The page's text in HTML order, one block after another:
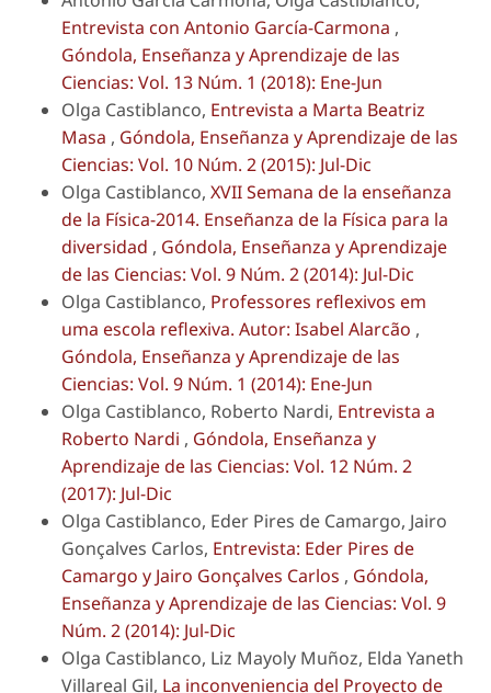
Entrevista con Antonio García-Carmona ,
Góndola, Enseñanza y Aprendizaje de las
Ciencias: Vol. 13 Núm. 1 (2018): Ene-Jun
Olga Castiblanco, Entrevista a Marta Beatriz
Masa , Góndola, Enseñanza y Aprendizaje de las
Ciencias: Vol. 10 Núm. 2 (2015): Jul-Dic
Olga Castiblanco, XVII Semana de la enseñanza
de la Física-2014. Enseñanza de la Física para la
diversidad , Góndola, Enseñanza y Aprendizaje
de las Ciencias: Vol. 9 Núm. 2 (2014): Jul-Dic
Olga Castiblanco, Professores reflexivos em
uma escola reflexiva. Autor: Isabel Alarcão ,
Góndola, Enseñanza y Aprendizaje de las
Ciencias: Vol. 9 Núm. 1 (2014): Ene-Jun
Olga Castiblanco, Roberto Nardi, Entrevista a
Roberto Nardi , Góndola, Enseñanza y
Aprendizaje de las Ciencias: Vol. 12 Núm. 2
(2017): Jul-Dic
Olga Castiblanco, Eder Pires de Camargo, Jairo
Gonçalves Carlos, Entrevista: Eder Pires de
Camargo y Jairo Gonçalves Carlos , Góndola,
Enseñanza y Aprendizaje de las Ciencias: Vol. 9
Núm. 2 (2014): Jul-Dic
Olga Castiblanco, Liz Mayoly Muñoz, Elda Yaneth
Villareal Gil, La inconveniencia del Proyecto de